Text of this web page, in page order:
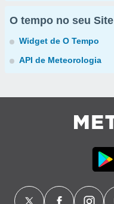
O tempo no seu Site
Widget de O Tempo
API de Meteorologia